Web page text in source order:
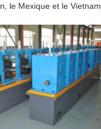
le Mexique et le Vietnam.